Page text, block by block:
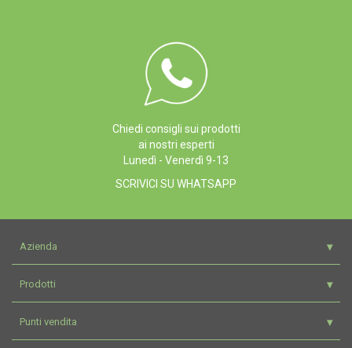
Chiedi consigli sui prodotti
ai nostri esperti
Lunedì - Venerdì 9-13
SCRIVICI SU WHATSAPP
Azienda
Prodotti
Punti vendita